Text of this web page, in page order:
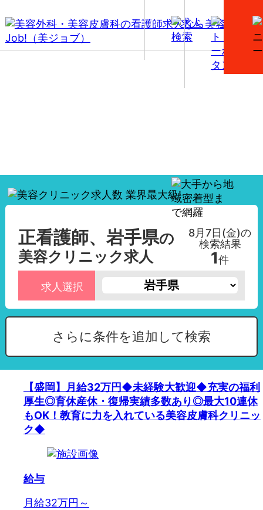
【正看護師、岩手県】美容外科・美容皮膚科の看護師
求人一覧
正看護師、岩手県の
美容クリニック求人
8月7日(金)の
検索結果
1件
求人選択
さらに条件を追加して検索
【盛岡】月給32万円◆未経験大歓迎◆充実の福利
厚生◎育休産休・復帰実績多数あり◎最大10連休
もOK！教育に力を入れている美容皮膚科クリニッ
ク◆
給与
月給32万円～